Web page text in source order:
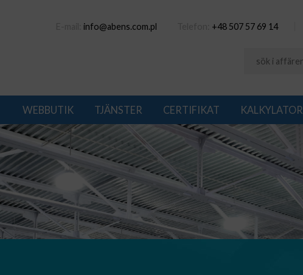
info@abens.com.pl +48 507 57 69 14
WEBBUTIK TJÄNSTER CERTIFIKAT KALKYLATOR